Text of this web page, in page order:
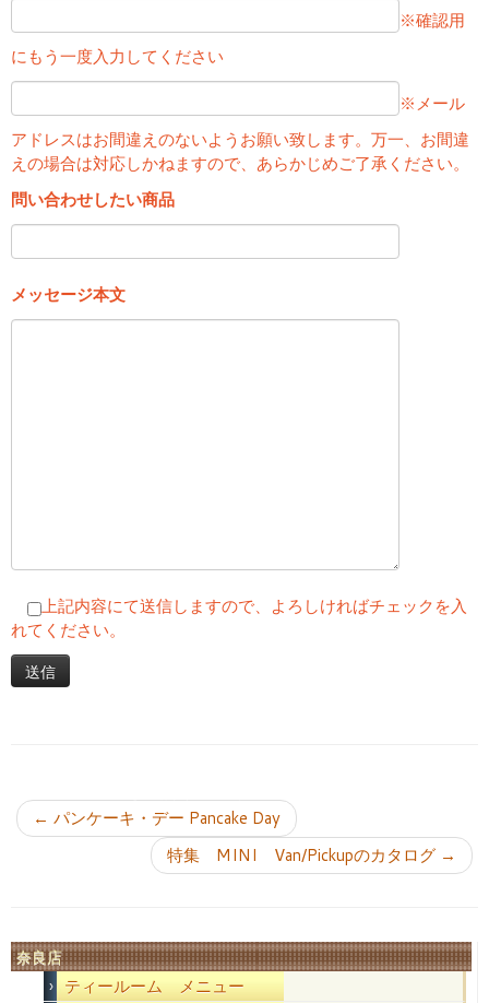
※確認用
にもう一度入力してください
※メール
アドレスはお間違えのないようお願い致します。万一、お間違
えの場合は対応しかねますので、あらかじめご了承ください。
問い合わせしたい商品
メッセージ本文
上記内容にて送信しますので、よろしければチェックを入
れてください。
← パンケーキ・デー Pancake Day
特集 MINI Van/Pickupのカタログ →
奈良店
ティールーム メニュー